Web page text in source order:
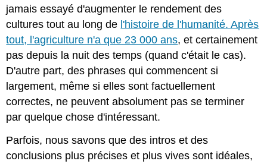
jamais essayé d'augmenter le rendement des
cultures tout au long de l'histoire de l'humanité. Après
tout, l'agriculture n'a que 23 000 ans, et certainement
pas depuis la nuit des temps (quand c'était le cas).
D'autre part, des phrases qui commencent si
largement, même si elles sont factuellement
correctes, ne peuvent absolument pas se terminer
par quelque chose d'intéressant.
Parfois, nous savons que des intros et des
conclusions plus précises et plus vives sont idéales,